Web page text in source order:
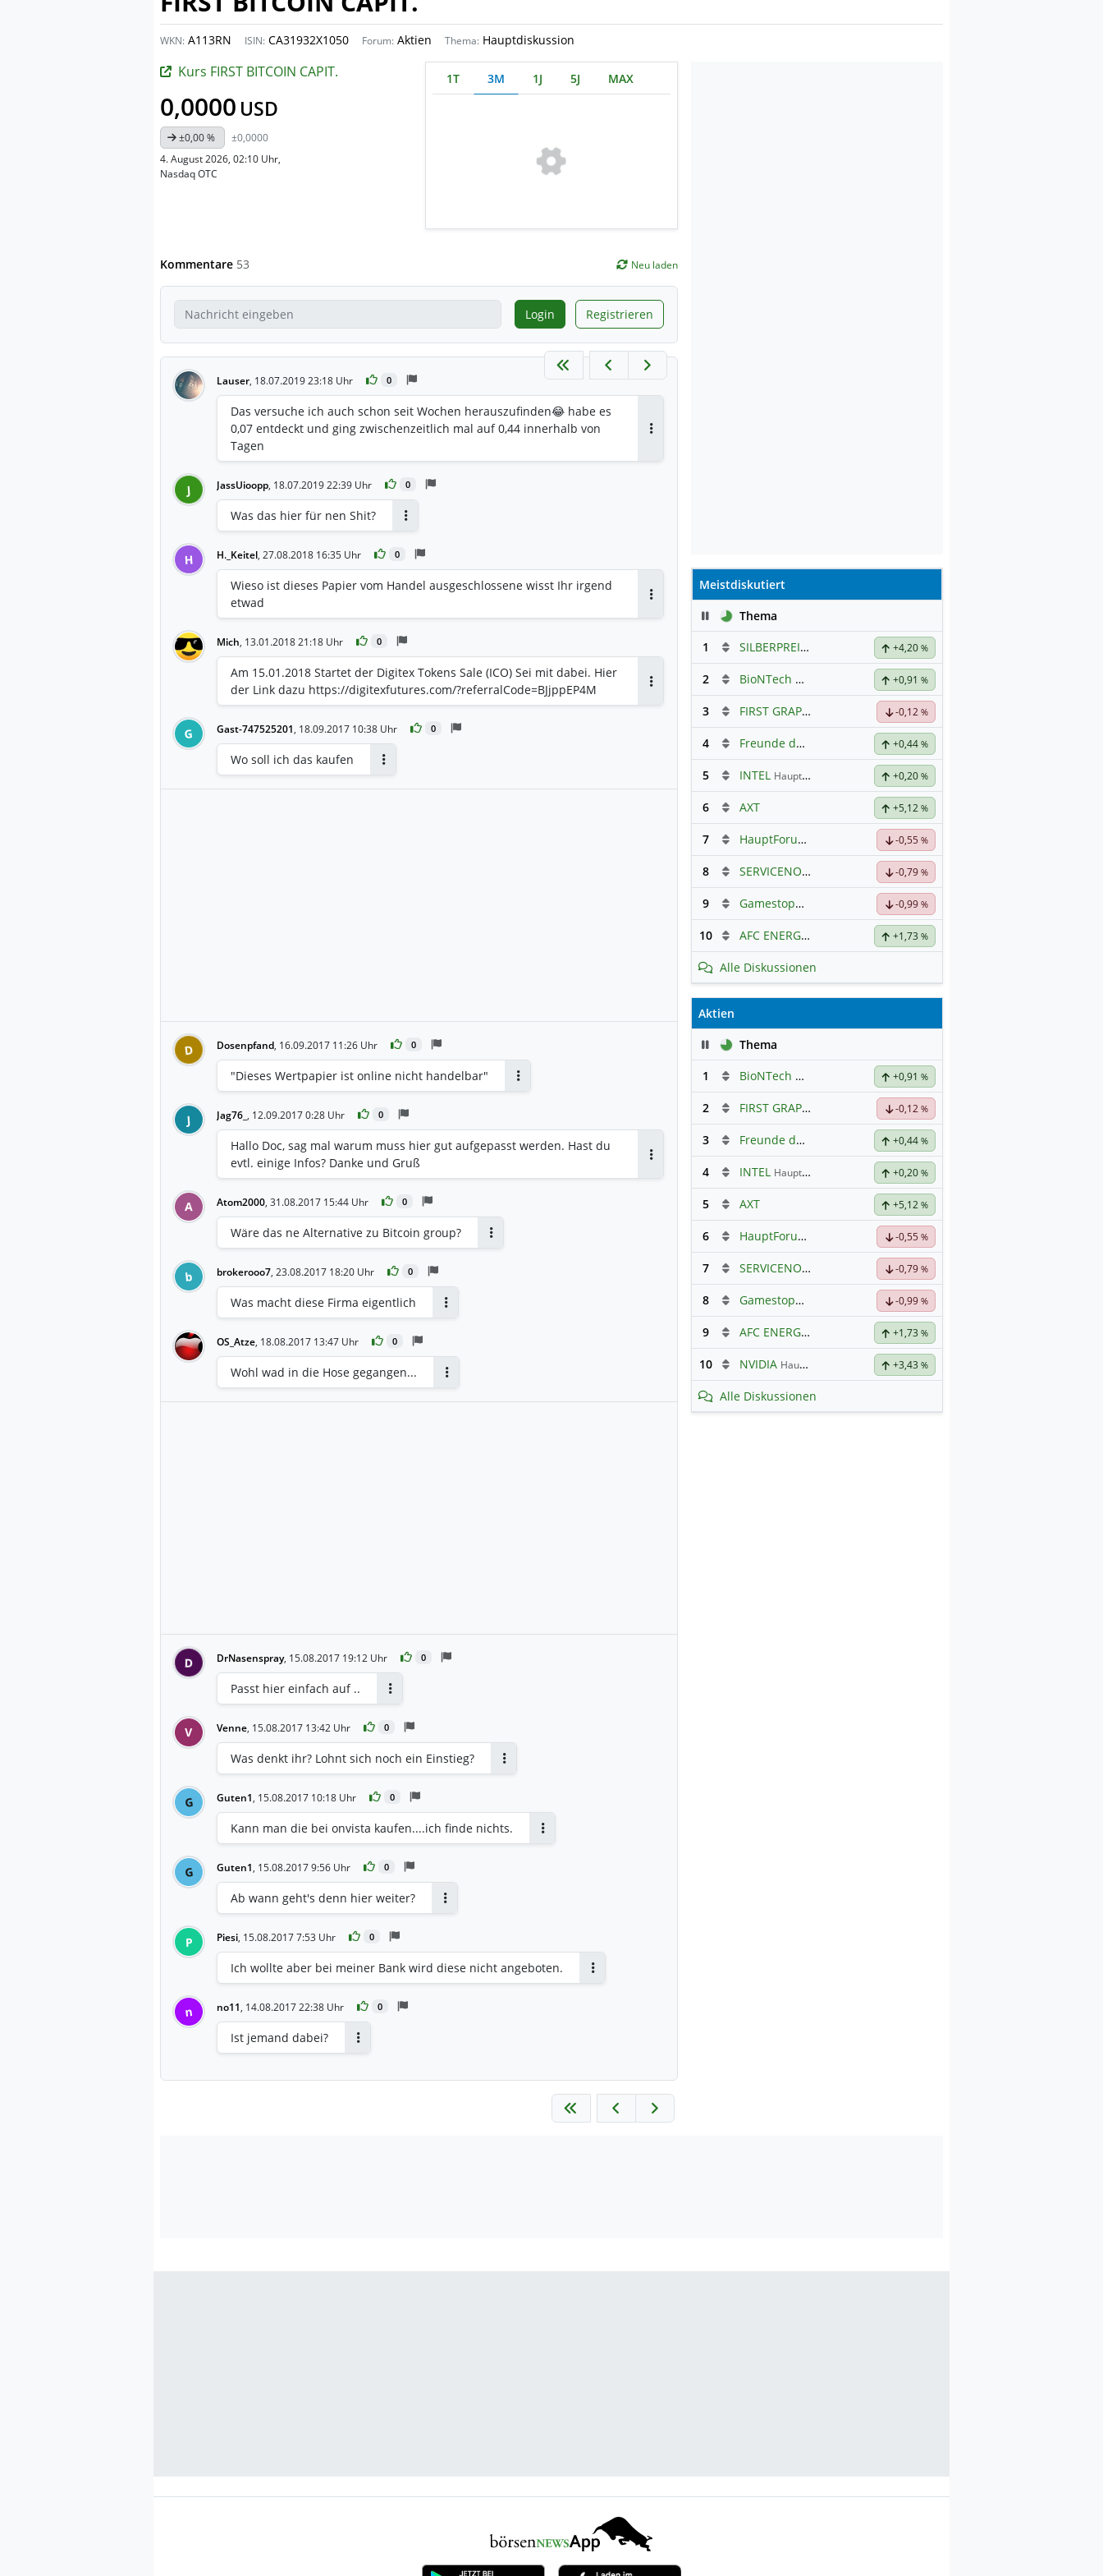
WKN: A113RN ISIN: CA31932X1050 Forum: Aktien Thema: Hauptdiskussion
Kurs FIRST BITCOIN CAPIT.
0,0000 USD
±0,00 %
±0,0000
4. August 2026, 02:10 Uhr,
Nasdaq OTC
1T 3M 1J 5J MAX
Kommentare 53 Neu laden
Login Registrieren
Lauser, 18.07.2019 23:18 Uhr 0
Das versuche ich auch schon seit Wochen herauszufinden😂 habe es
0,07 entdeckt und ging zwischenzeitlich mal auf 0,44 innerhalb von
Tagen
J JassUioopp, 18.07.2019 22:39 Uhr 0
Was das hier für nen Shit?
H H._Keitel, 27.08.2018 16:35 Uhr 0
Wieso ist dieses Papier vom Handel ausgeschlossene wisst Ihr irgend
etwad
Mich, 13.01.2018 21:18 Uhr 0
Am 15.01.2018 Startet der Digitex Tokens Sale (ICO) Sei mit dabei. Hier
der Link dazu https://digitexfutures.com/?referralCode=BJjppEP4M
Antworten
G Gast-747525201, 18.09.2017 10:38 Uhr 0
Wo soll ich das kaufen
D Dosenpfand, 16.09.2017 11:26 Uhr 0
"Dieses Wertpapier ist online nicht handelbar"
J Jag76_ , 12.09.2017 0:28 Uhr 0
Hallo Doc, sag mal warum muss hier gut aufgepasst werden. Hast du
evtl. einige Infos? Danke und Gruß
A Atom2000, 31.08.2017 15:44 Uhr 0
Wäre das ne Alternative zu Bitcoin group?
b brokerooo7, 23.08.2017 18:20 Uhr 0
Was macht diese Firma eigentlich
OS_Atze, 18.08.2017 13:47 Uhr 0
Wohl wad in die Hose gegangen...
D DrNasenspray, 15.08.2017 19:12 Uhr 0
Passt hier einfach auf ..
V Venne, 15.08.2017 13:42 Uhr 0
Was denkt ihr? Lohnt sich noch ein Einstieg?
G Guten1, 15.08.2017 10:18 Uhr 0
Kann man die bei onvista kaufen....ich finde nichts.
G Guten1, 15.08.2017 9:56 Uhr 0
Ab wann geht's denn hier weiter?
P Piesi, 15.08.2017 7:53 Uhr 0
Ich wollte aber bei meiner Bank wird diese nicht angeboten.
n no11, 14.08.2017 22:38 Uhr 0
Ist jemand dabei?
Meistdiskutiert
PauseThema
1
SILBERPREIS Hauptdiskussion +4,20%
2 BioNTech Hauptdiskussion +0,91 %
3 FIRST GRAPHENE Hauptdiskussion
-0,12%
4 Freunde der Telekom +0,44%
5 INTEL Hauptdiskussion +0,20%
6 AXT +5,12%
7 HauptForum SK HYNIC -0,55%
8 SERVICENOW Hauptdiskussion-0,79%
9 Gamestop💎🙌 -0,99%
10 AFC ENERGY Hauptdiskussion +1,73 %
Alle Diskussionen
Aktien
PauseThema
1
BioNTech Hauptdiskussion +0,91 %
2 FIRST GRAPHENE Hauptdiskussion
-0,12%
3 Freunde der Telekom +0,44%
4 INTEL Hauptdiskussion +0,20%
5 AXT +5,12%
6 HauptForum SK HYNIC -0,55%
7 SERVICENOW Hauptdiskussion-0,79%
8 Gamestop💎🙌 -0,99%
9 AFC ENERGY Hauptdiskussion +1,73 %
10 NVIDIA Hauptdiskussion +3,43 %
Alle Diskussionen